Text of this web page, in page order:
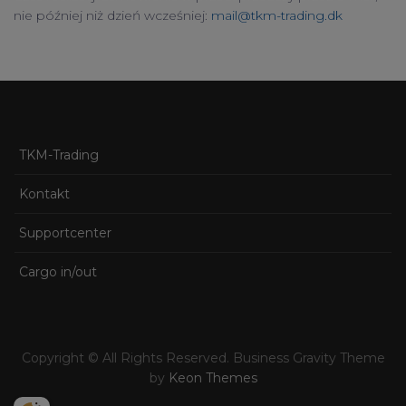
nie później niż dzień wcześniej: mail@tkm-trading.dk
TKM-Trading
Kontakt
Supportcenter
Cargo in/out
Copyright © All Rights Reserved. Business Gravity Theme
by Keon Themes